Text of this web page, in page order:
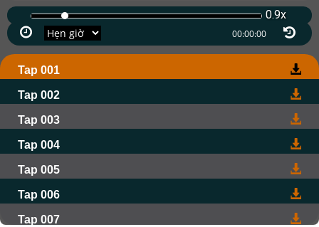
0.9x
Tap 001
Tap 002
Tap 003
Tap 004
Tap 005
Tap 006
Tap 007